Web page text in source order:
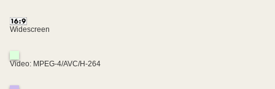
Widescreen
Video: MPEG-4/AVC/H-264